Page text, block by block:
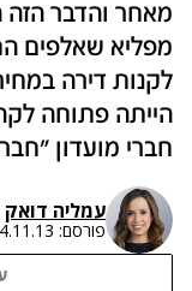
מאחר והדבר הזה
מפליא שאלפים
לקנות דירה
הייתה פתוחה
חברי מועדון
עמליה דואק
פורסם: 20:05